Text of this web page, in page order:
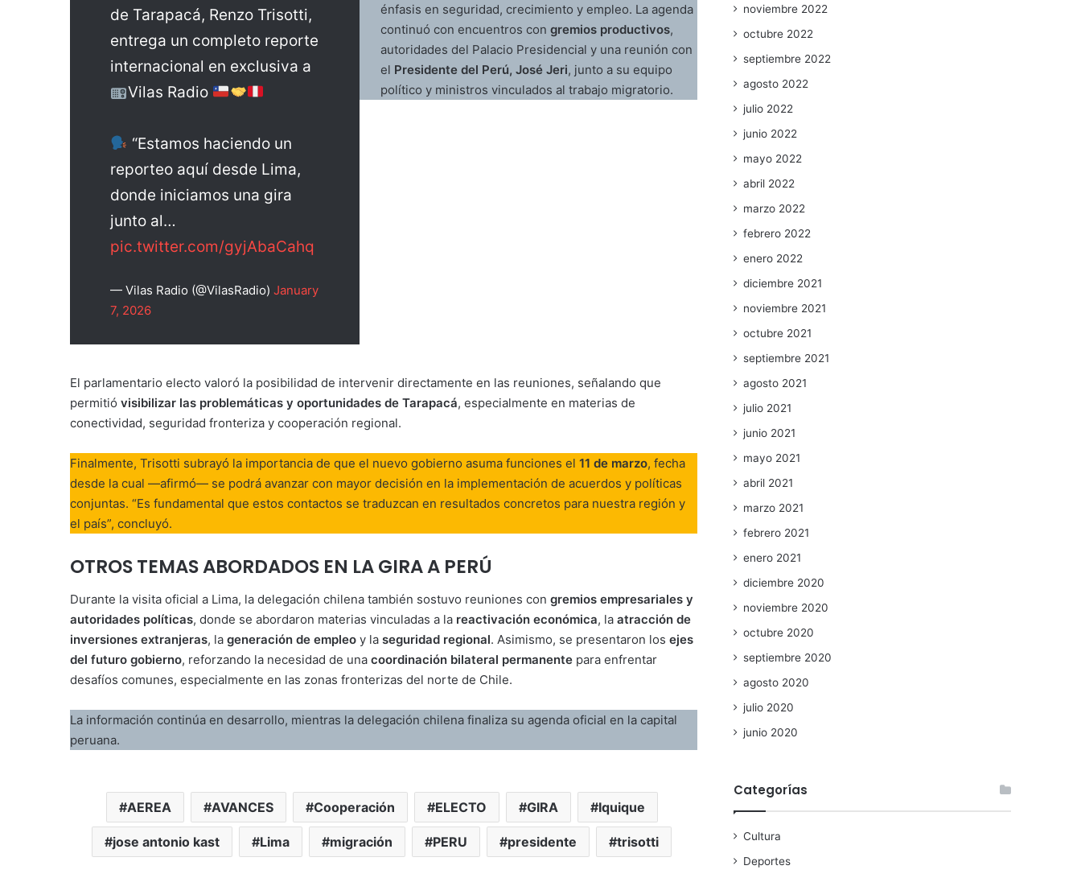
de Tarapacá, Renzo Trisotti,
entrega un completo reporte
internacional en exclusiva a
Vilas Radio
“Estamos haciendo un
reporteo aquí desde Lima,
donde iniciamos una gira
junto al…
pic.twitter.com/gyjAbaCahq
— Vilas Radio (@VilasRadio) January
7, 2026
énfasis en seguridad, crecimiento y empleo. La agenda
continuó con encuentros congremios productivos,
autoridades del Palacio Presidencial y una reunión con
el Presidente del Perú, José Jeri, junto a su equipo
político y ministros vinculados al trabajo migratorio.
El parlamentario electo valoró la posibilidad de intervenir directamente en las reuniones, señalando que
permitió visibilizar las problemáticas y oportunidades de Tarapacá, especialmente en materias de
conectividad, seguridad fronteriza y cooperación regional.
Finalmente, Trisotti subrayó la importancia de que el nuevo gobierno asuma funciones el 11 de marzo, fecha
desde la cual —afirmó— se podrá avanzar con mayor decisión en la implementación de acuerdos y políticas
conjuntas. “Es fundamental que estos contactos se traduzcan en resultados concretos para nuestra región y
el país”, concluyó.
OTROS TEMAS ABORDADOS EN LA GIRA A PERÚ
Durante la visita oficial a Lima, la delegación chilena también sostuvo reuniones con gremios empresariales y
autoridades políticas, donde se abordaron materias vinculadas a la reactivación económica, la atracción de
inversiones extranjeras, la generación de empleo y la seguridad regional. Asimismo, se presentaron los ejes
del futuro gobierno, reforzando la necesidad de una coordinación bilateral permanente para enfrentar
desafíos comunes, especialmente en las zonas fronterizas del norte de Chile.
La información continúa en desarrollo, mientras la delegación chilena finaliza su agenda oficial en la capital
peruana.
AEREA AVANCES Cooperación ELECTO GIRA Iquique
jose antonio kast Lima migración PERU presidente trisotti
noviembre 2022
octubre 2022
septiembre 2022
agosto 2022
julio 2022
junio 2022
mayo 2022
abril 2022
marzo 2022
febrero 2022
enero 2022
diciembre 2021
noviembre 2021
octubre 2021
septiembre 2021
agosto 2021
julio 2021
junio 2021
mayo 2021
abril 2021
marzo 2021
febrero 2021
enero 2021
diciembre 2020
noviembre 2020
octubre 2020
septiembre 2020
agosto 2020
julio 2020
junio 2020
Categorías
Cultura
Deportes